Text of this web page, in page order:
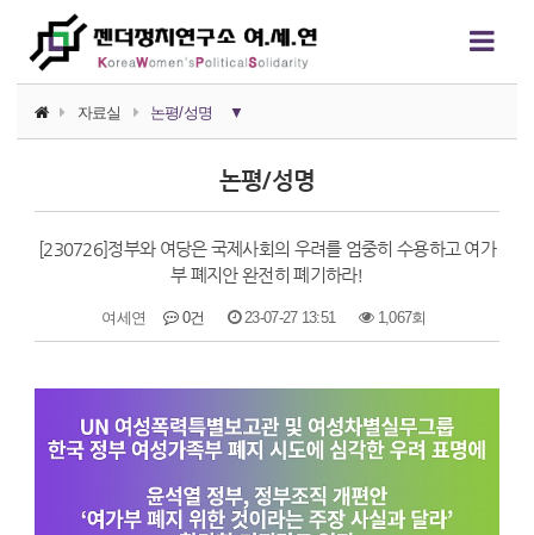
자료실 논평/성명 ▼
논평/성명
언론보도
연구자료
정치에서의 여성폭력
영상자료
논평/성명
[230726]정부와 여당은 국제사회의 우려를 엄중히 수용하고 여가
부 폐지안 완전히 폐기하라!
여세연 0건 23-07-27 13:51 1,067회